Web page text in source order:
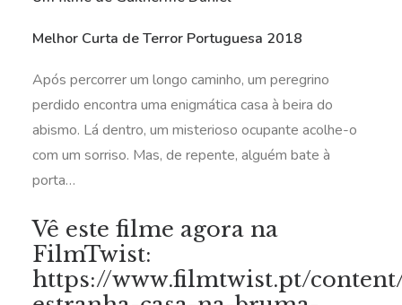
Melhor Curta de Terror Portuguesa 2018
Após percorrer um longo caminho, um peregrino
perdido encontra uma enigmática casa à beira do
abismo. Lá dentro, um misterioso ocupante acolhe-o
com um sorriso. Mas, de repente, alguém bate à
porta…
Vê este filme agora na
FilmTwist:
https://www.filmtwist.pt/